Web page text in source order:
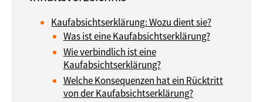
Kaufabsichtserklärung: Wozu dient sie?
Was ist eine Kaufabsichtserklärung?
Wie verbindlich ist eine
Kaufabsichtserklärung?
Welche Konsequenzen hat ein Rücktritt
von der Kaufabsichtserklärung?